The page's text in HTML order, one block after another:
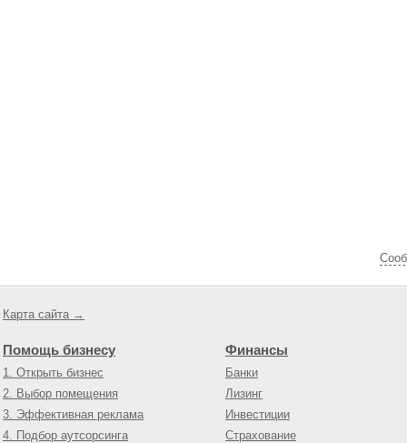
Карта сайта →
Помощь бизнесу
1. Открыть бизнес
2. Выбор помещения
3. Эффективная реклама
4. Подбор аутсорсинга
Финансы
Банки
Лизинг
Инвестиции
Страхование